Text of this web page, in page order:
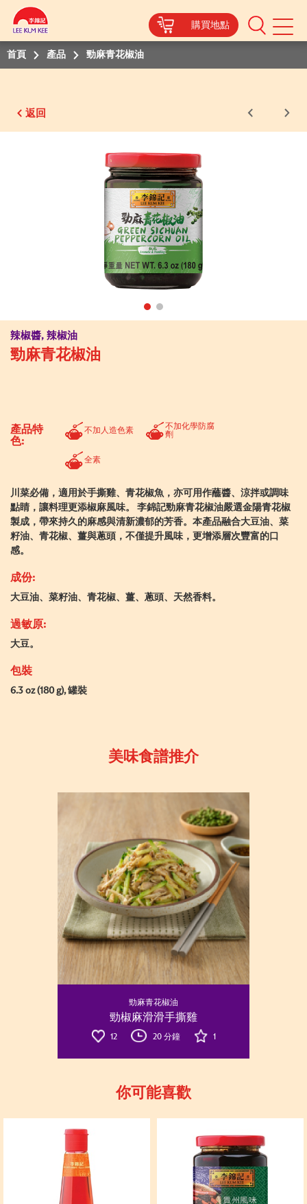
購買地點
Mobile
Menu
首頁
產品 勁麻青花椒油
返回
辣椒醬, 辣椒油
勁麻青花椒油
產品特
色:
不加人造色素
不加化學防腐
劑
全素
川菜必備，適用於手撕雞、青花椒魚，亦可用作蘸醬、涼拌或調味
點睛，讓料理更添椒麻風味。 李錦記勁麻青花椒油嚴選金陽青花椒
製成，帶來持久的麻感與清新濃郁的芳香。本產品融合大豆油、菜
籽油、青花椒、薑與蔥頭，不僅提升風味，更增添層次豐富的口
感。
成份:
大豆油、菜籽油、青花椒、薑、蔥頭、天然香料。
過敏原:
大豆。
包裝
6.3 oz (180 g), 罐裝
美味食譜推介
勁麻青花椒油
勁椒麻滑滑手撕雞
12 20 分鐘 1
你可能喜歡